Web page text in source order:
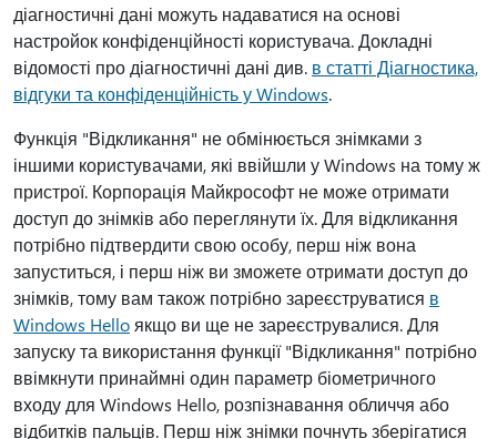
діагностичні дані можуть надаватися на основі
настройок конфіденційності користувача. Докладні
відомості про діагностичні дані див. в статті Діагностика,
відгуки та конфіденційність у Windows.
Функція "Відкликання" не обмінюється знімками з
іншими користувачами, які ввійшли у Windows на тому ж
пристрої. Корпорація Майкрософт не може отримати
доступ до знімків або переглянути їх. Для відкликання
потрібно підтвердити свою особу, перш ніж вона
запуститься, і перш ніж ви зможете отримати доступ до
знімків, тому вам також потрібно зареєструватися в
Windows Hello якщо ви ще не зареєструвалися. Для
запуску та використання функції "Відкликання" потрібно
ввімкнути принаймні один параметр біометричного
входу для Windows Hello, розпізнавання обличчя або
відбитків пальців. Перш ніж знімки почнуть зберігатися